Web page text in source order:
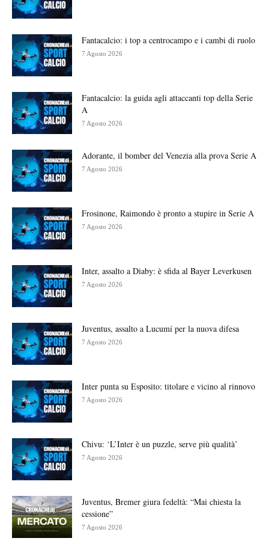
Fantacalcio: i top a centrocampo e i cambi di ruolo
7 Agosto 2026
Fantacalcio: la guida agli attaccanti top della Serie
A
7 Agosto 2026
Adorante, il bomber del Venezia alla prova Serie A
7 Agosto 2026
Frosinone, Raimondo è pronto a stupire in Serie A
7 Agosto 2026
Inter, assalto a Diaby: è sfida al Bayer Leverkusen
7 Agosto 2026
Juventus, assalto a Lucumí per la nuova difesa
7 Agosto 2026
Inter punta su Esposito: titolare e vicino al rinnovo
7 Agosto 2026
Chivu: ‘L’Inter è un puzzle, serve più qualità’
7 Agosto 2026
Juventus, Bremer giura fedeltà: “Mai chiesta la
cessione”
7 Agosto 2026